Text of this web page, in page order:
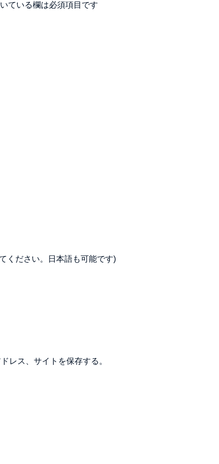
ている欄は必須項目です
ください。日本語も可能です)
レス、サイトを保存する。